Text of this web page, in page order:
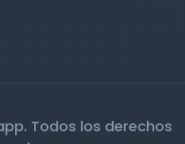
Todos los derechos